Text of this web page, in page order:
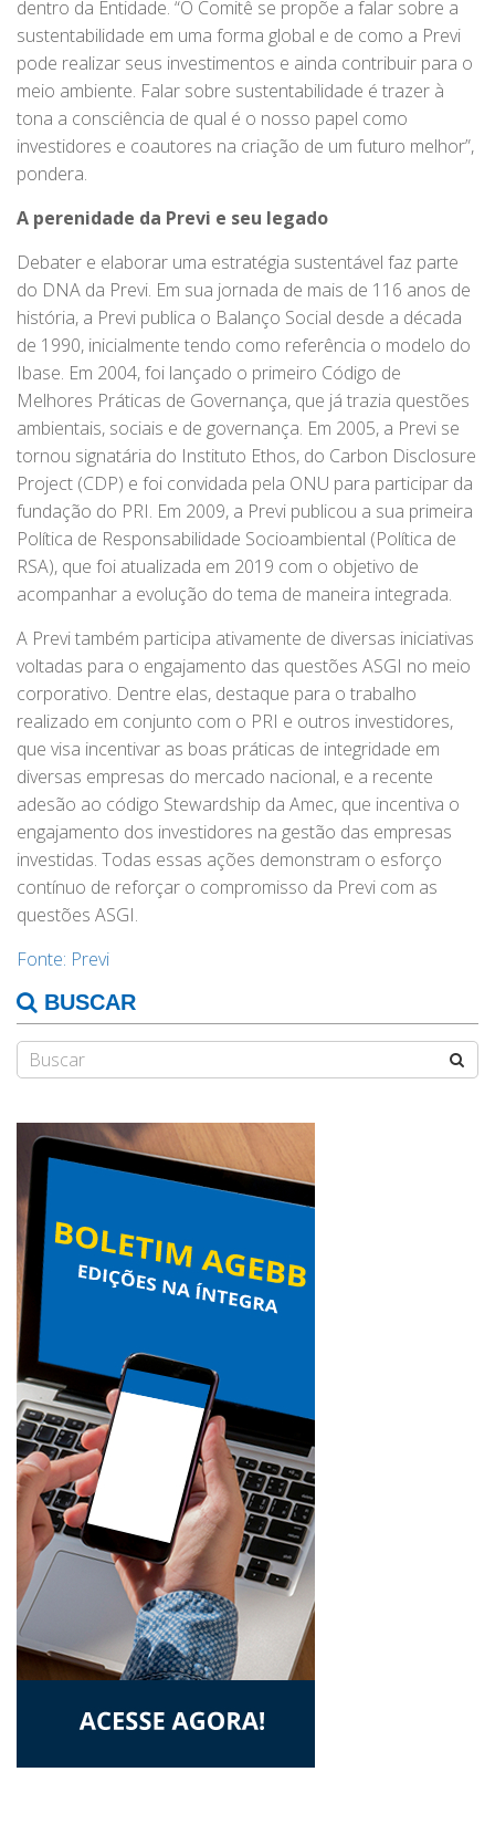
dentro da Entidade. “O Comitê se propõe a falar sobre a
sustentabilidade em uma forma global e de como a Previ
pode realizar seus investimentos e ainda contribuir para o
meio ambiente. Falar sobre sustentabilidade é trazer à
tona a consciência de qual é o nosso papel como
investidores e coautores na criação de um futuro melhor”,
pondera.
A perenidade da Previ e seu legado
Debater e elaborar uma estratégia sustentável faz parte
do DNA da Previ. Em sua jornada de mais de 116 anos de
história, a Previ publica o Balanço Social desde a década
de 1990, inicialmente tendo como referência o modelo do
Ibase. Em 2004, foi lançado o primeiro Código de
Melhores Práticas de Governança, que já trazia questões
ambientais, sociais e de governança. Em 2005, a Previ se
tornou signatária do Instituto Ethos, do Carbon Disclosure
Project (CDP) e foi convidada pela ONU para participar da
fundação do PRI. Em 2009, a Previ publicou a sua primeira
Política de Responsabilidade Socioambiental (Política de
RSA), que foi atualizada em 2019 com o objetivo de
acompanhar a evolução do tema de maneira integrada.
A Previ também participa ativamente de diversas iniciativas
voltadas para o engajamento das questões ASGI no meio
corporativo. Dentre elas, destaque para o trabalho
realizado em conjunto com o PRI e outros investidores,
que visa incentivar as boas práticas de integridade em
diversas empresas do mercado nacional, e a recente
adesão ao código Stewardship da Amec, que incentiva o
engajamento dos investidores na gestão das empresas
investidas. Todas essas ações demonstram o esforço
contínuo de reforçar o compromisso da Previ com as
questões ASGI.
Fonte: Previ
BUSCAR